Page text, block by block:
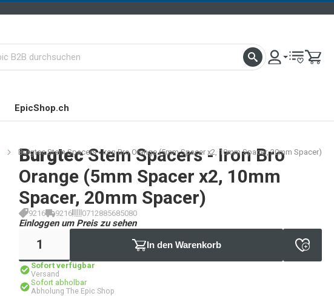
EpicShop.ch
Burgtec Stem Spacers - Iron Bro Orange (5mm Spacer x2, 10mm Spacer, 20mm Spacer)
Burgtec Stem Spacers - Iron Bro
Orange (5mm Spacer x2, 10mm
Spacer, 20mm Spacer)
9216 9216 0712885685080
Einloggen um Preis zu sehen
In den Warenkorb
Sofort verfügbar
Versand
Sofort abholbar
Abholung The Epic Shop